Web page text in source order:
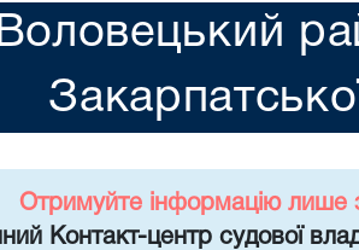
Отримуйте інформацію лише
Контакт-центр судової